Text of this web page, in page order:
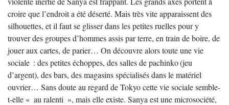
croire que l’endroit a été déserté. Mais très vite apparaissent des
silhouettes, et il faut se glisser dans les petites ruelles pour y
trouver des groupes d’hommes assis par terre, en train de boire, de
jouer aux cartes, de parier… On découvre alors toute une vie
sociale : des petites échoppes, des salles de pachinko (jeu
d’argent), des bars, des magasins spécialisés dans le matériel
ouvrier… Sans doute au regard de Tokyo cette vie sociale semble-
t-elle « au ralenti », mais elle existe. Sanya est une microsociété,